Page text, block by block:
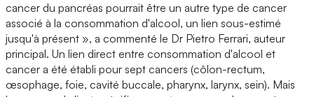
cancer du pancréas pourrait être un autre type de cancer
associé à la consommation d'alcool, un lien sous-estimé
jusqu'à présent », a commenté le Dr Pietro Ferrari, auteur
principal. Un lien direct entre consommation d'alcool et
cancer a été établi pour sept cancers (côlon-rectum,
œsophage, foie, cavité buccale, pharynx, larynx, sein). Mais